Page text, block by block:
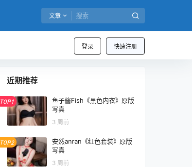
文章
登录 快速注册
近期推荐
TOP1
鱼子酱Fish《黑色内衣》原版
写真
3 周前
TOP2
安然anran《红色套装》原版
写真
3 周前